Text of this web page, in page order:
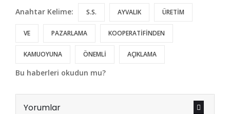
Anahtar Kelime: S.S. AYVALIK ÜRETİM
VE PAZARLAMA KOOPERATİFİNDEN
KAMUOYUNA ÖNEMLİ AÇIKLAMA
Bu haberleri okudun mu?
Yorumlar